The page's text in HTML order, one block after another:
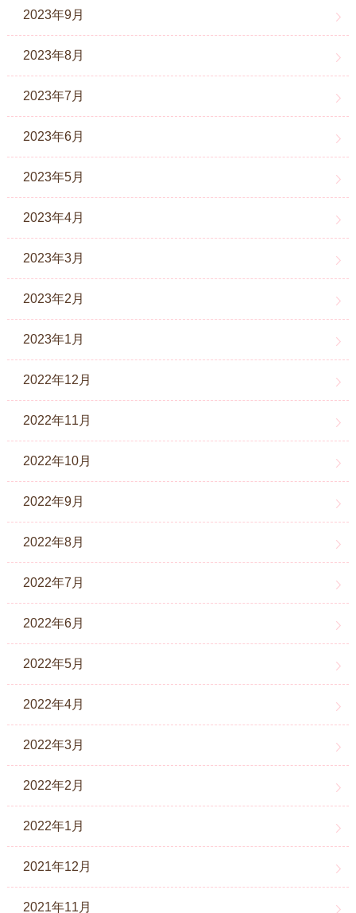
2023年9月
2023年8月
2023年7月
2023年6月
2023年5月
2023年4月
2023年3月
2023年2月
2023年1月
2022年12月
2022年11月
2022年10月
2022年9月
2022年8月
2022年7月
2022年6月
2022年5月
2022年4月
2022年3月
2022年2月
2022年1月
2021年12月
2021年11月